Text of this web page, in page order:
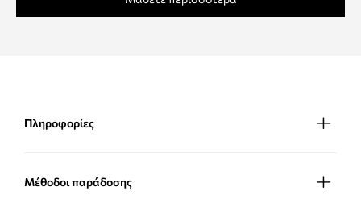
Πληροφορίες
Μέθοδοι παράδοσης